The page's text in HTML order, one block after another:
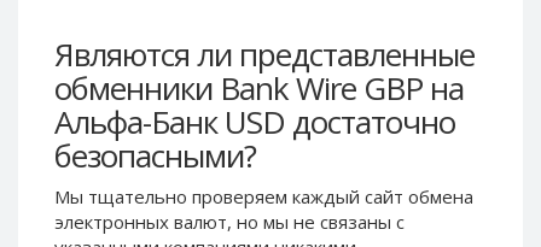
Являются ли представленные
обменники Bank Wire GBP на
Альфа-Банк USD достаточно
безопасными?
Мы тщательно проверяем каждый сайт обмена
электронных валют, но мы не связаны c
PaySera EUR
PaySera PLN
AliPay CNY
UnionPay CNY
Paymer USD
Paymer RUB
PaySera EUR
PaySera PLN
AliPay CNY
Paymer USD
Paymer RUB